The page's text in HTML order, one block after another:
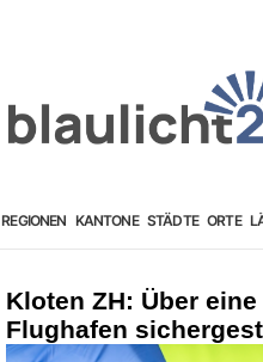
REGIONEN KANTONE STÄDTE ORTE
Kloten ZH: Über
Flughafen